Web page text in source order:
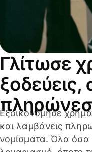
Γλίτωσε
ξοδεύεις,
Εξοικονόμησε
και λαμβάνεις
νομίσματα. Όλα όσα